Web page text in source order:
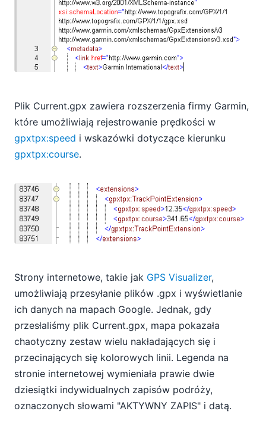
Plik Current.gpx zawiera rozszerzenia firmy Garmin,
które umożliwiają rejestrowanie prędkości w
gpxtpx:speed i wskazówki dotyczące kierunku
gpxtpx:course.
Strony internetowe, takie jak GPS Visualizer,
umożliwiają przesyłanie plików .gpx i wyświetlanie
ich danych na mapach Google. Jednak, gdy
przesłaliśmy plik Current.gpx, mapa pokazała
chaotyczny zestaw wielu nakładających się i
przecinających się kolorowych linii. Legenda na
stronie internetowej wymieniała prawie dwie
dziesiątki indywidualnych zapisów podróży,
oznaczonych słowami "AKTYWNY ZAPIS" i datą.